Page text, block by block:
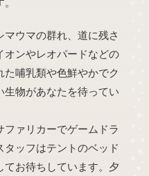
ウマの群れ、道に残さ
オンやレオパードなどの
哺乳類や色鮮やかでク
物があなたを待ってい
ァリカーでゲームドラ
ッフはテントのベッド
てお待ちしています。夕